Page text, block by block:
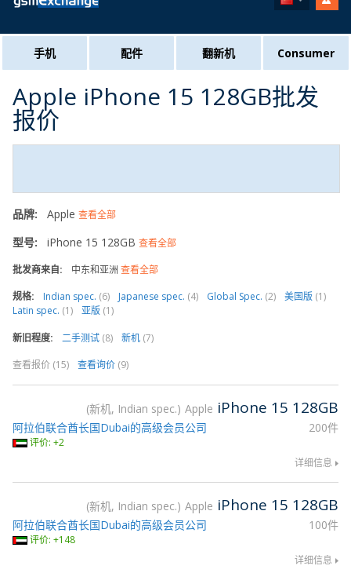
手机 配件 翻新机 Consumer
Apple iPhone 15 128GB批发
报价
品牌: Apple 查看全部
型号: iPhone 15 128GB 查看全部
批发商来自:
中东和亚洲 查看全部
规格:
Indian spec. (6) Japanese spec. (4) Global Spec. (2) 美国版 (1)
Latin spec. (1) 亚版 (1)
新旧程度: 二手测试 (8) 新机 (7)
查看报价 (15)
查看询价 (9)
新机, Indian spec. Apple iPhone 15 128GB
200件
阿拉伯联合酋长国Dubai的高级会员公司
评价: +2
详细信息
新机, Indian spec. Apple iPhone 15 128GB
100件
阿拉伯联合酋长国Dubai的高级会员公司
评价: +148
详细信息